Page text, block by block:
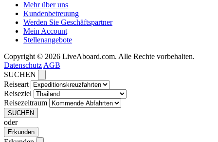
Mehr über uns
Kundenbetreuung
Werden Sie Geschäftspartner
Mein Account
Stellenangebote
Copyright © 2026 LiveAboard.com. Alle Rechte vorbehalten.
Datenschutz AGB
SUCHEN
Reiseart
Reiseziel
Reisezeitraum
SUCHEN
oder
Erkunden